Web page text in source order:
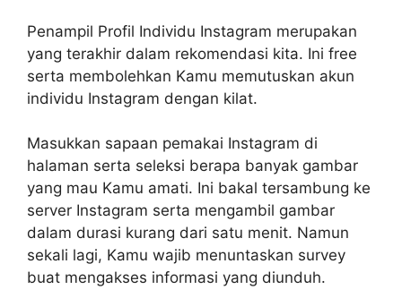
Penampil Profil Individu Instagram merupakan
yang terakhir dalam rekomendasi kita. Ini free
serta membolehkan Kamu memutuskan akun
individu Instagram dengan kilat.
Masukkan sapaan pemakai Instagram di
halaman serta seleksi berapa banyak gambar
yang mau Kamu amati. Ini bakal tersambung ke
server Instagram serta mengambil gambar
dalam durasi kurang dari satu menit. Namun
sekali lagi, Kamu wajib menuntaskan survey
buat mengakses informasi yang diunduh.